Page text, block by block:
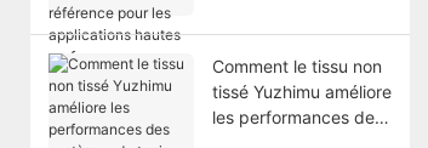
pour les applications
hautes performances
Comment le tissu non
tissé Yuzhimu améliore
les performances des